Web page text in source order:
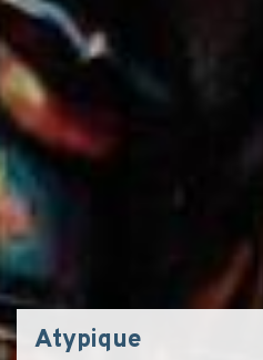
Atypique